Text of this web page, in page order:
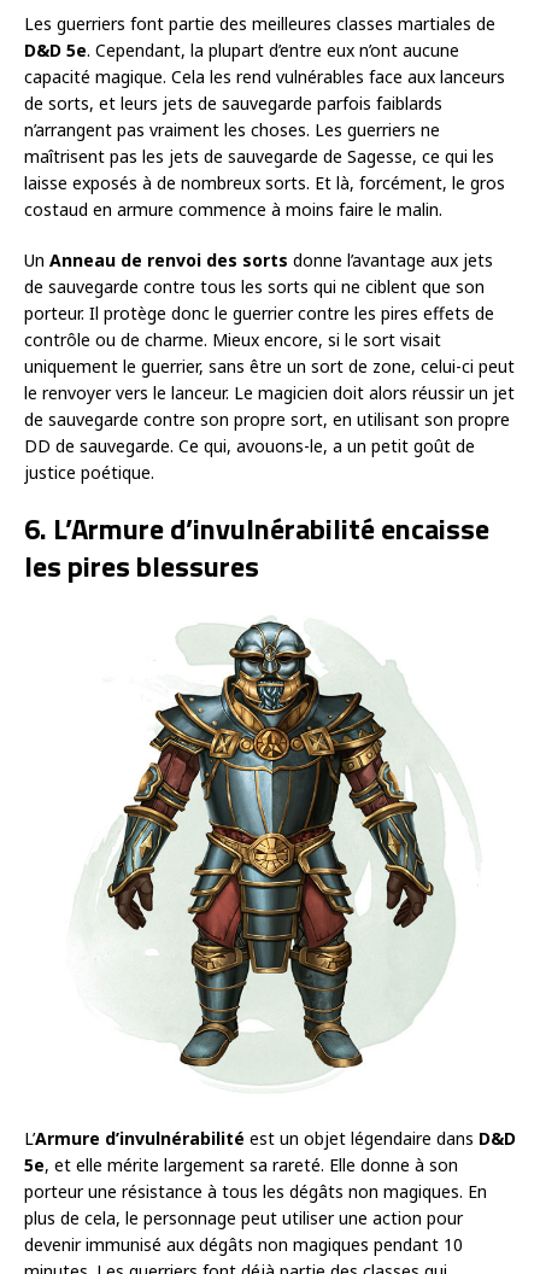
Les guerriers font partie des meilleures classes martiales de
D&D 5e. Cependant, la plupart d’entre eux n’ont aucune
capacité magique. Cela les rend vulnérables face aux lanceurs
de sorts, et leurs jets de sauvegarde parfois faiblards
n’arrangent pas vraiment les choses. Les guerriers ne
maîtrisent pas les jets de sauvegarde de Sagesse, ce qui les
laisse exposés à de nombreux sorts. Et là, forcément, le gros
costaud en armure commence à moins faire le malin.
Un Anneau de renvoi des sorts donne l’avantage aux jets
de sauvegarde contre tous les sorts qui ne ciblent que son
porteur. Il protège donc le guerrier contre les pires effets de
contrôle ou de charme. Mieux encore, si le sort visait
uniquement le guerrier, sans être un sort de zone, celui-ci peut
le renvoyer vers le lanceur. Le magicien doit alors réussir un jet
de sauvegarde contre son propre sort, en utilisant son propre
DD de sauvegarde. Ce qui, avouons-le, a un petit goût de
justice poétique.
6. L’Armure d’invulnérabilité encaisse
les pires blessures
L’Armure d’invulnérabilité est un objet légendaire dans D&D
5e, et elle mérite largement sa rareté. Elle donne à son
porteur une résistance à tous les dégâts non magiques. En
plus de cela, le personnage peut utiliser une action pour
devenir immunisé aux dégâts non magiques pendant 10